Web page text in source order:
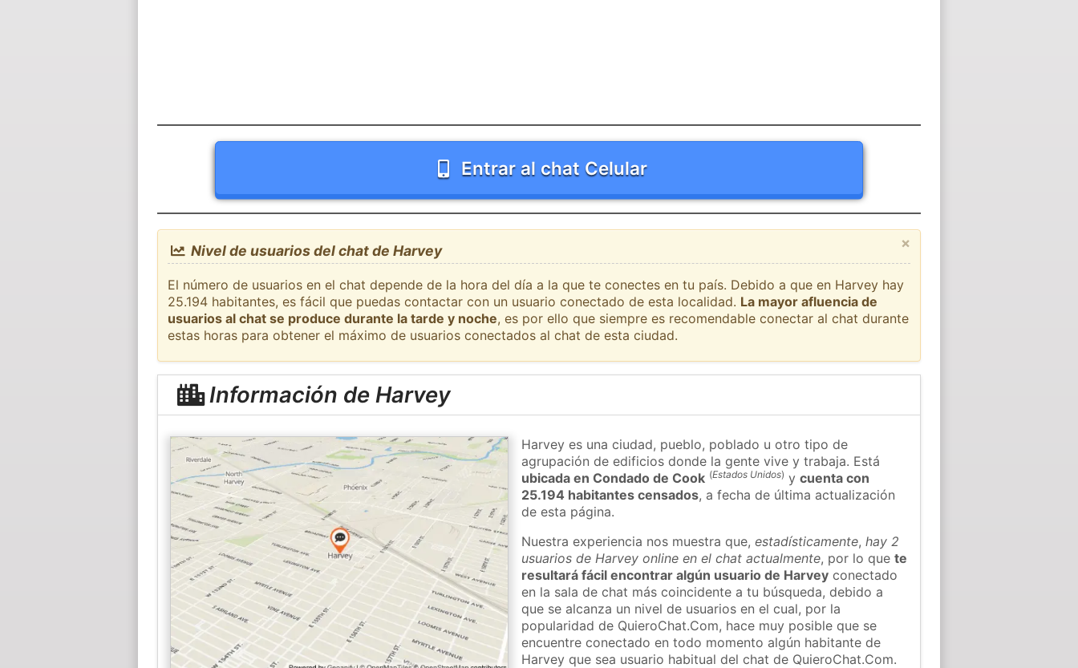
Entrar al chat Celular
×
Nivel de usuarios del chat de Harvey
El número de usuarios en el chat depende de la hora del día a la que te conectes en tu país. Debido a que en Harvey hay
25.194 habitantes, es fácil que puedas contactar con un usuario conectado de esta localidad. La mayor afluencia de
usuarios al chat se produce durante la tarde y noche, es por ello que siempre es recomendable conectar al chat durante
estas horas para obtener el máximo de usuarios conectados al chat de esta ciudad.
Información de Harvey
Harvey es una ciudad, pueblo, poblado u otro tipo de
agrupación de edificios donde la gente vive y trabaja. Está
ubicada en Condado de Cook (Estados Unidos) ycuenta con
25.194 habitantes censados, a fecha de última actualización
de esta página.
Nuestra experiencia nos muestra que,estadísticamente,hay 2
usuarios de Harvey online en el chat actualmente, por lo quete
resultará fácil encontrar algún usuario de Harvey conectado
en la sala de chat más coincidente a tu búsqueda, debido a
que se alcanza un nivel de usuarios en el cual, por la
popularidad de QuieroChat.Com, hace muy posible que se
encuentre conectado en todo momento algún habitante de
Harvey que sea usuario habitual del chat de QuieroChat.Com.